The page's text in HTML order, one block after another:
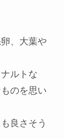
、大葉や
ルトな
のを思い
良さそう